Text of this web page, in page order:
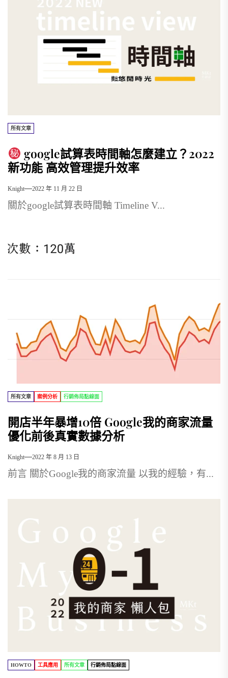
所有文章
google試算表時間軸怎麼建立？2022
新功能 高效管理提升效率
Knight 2022 年 11 月 22 日
關於google試算表時間軸 Timeline V...
所有文章 案例分析 行銷佈局點線面
開店半年暴增10倍 Google我的商家流量
優化前後真實數據分析
Knight 2022 年 8 月 13 日
前言 關於Google我的商家流量 以我的經驗，有...
HOWTO 工具應用 所有文章 行銷佈局點線面